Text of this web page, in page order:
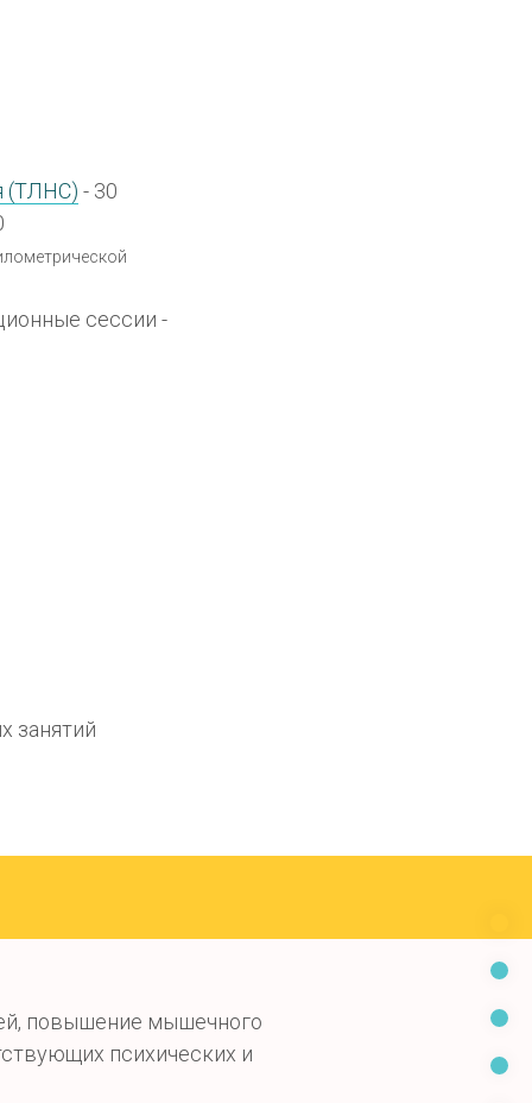
(ТЛНС) - 30
сессии -
занятий
повышение мышечного
психических и